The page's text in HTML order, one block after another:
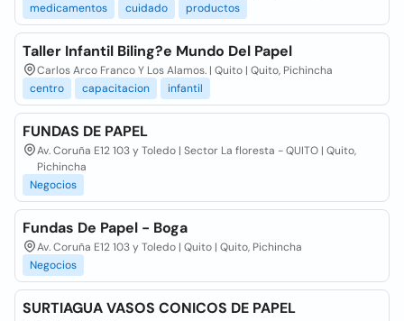
medicamentos
cuidado productos
Taller Infantil Biling?e Mundo Del Papel
Carlos Arco Franco Y Los Alamos. | Quito | Quito, Pichincha
centro
capacitacion infantil
FUNDAS DE PAPEL
Av. Coruña E12 103 y Toledo | Sector La floresta - QUITO | Quito,
Pichincha
Negocios
Fundas De Papel - Boga
Av. Coruña E12 103 y Toledo | Quito | Quito, Pichincha
Negocios
SURTIAGUA VASOS CONICOS DE PAPEL